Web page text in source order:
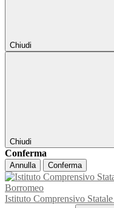
Chiudi
Chiudi
Conferma
Annulla Conferma
Istituto Comprensivo Statale